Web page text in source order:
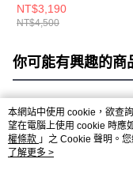
DQ8426105
NT$3,190
NT$4,500
你可能有興趣的商
熱門標籤
本網站中使用 cookie，欲查
望在電腦上使用 cookie 時應
權條款 」之 Cookie 聲明。
用條款之 Cookie 聲明使用
了解更多 >